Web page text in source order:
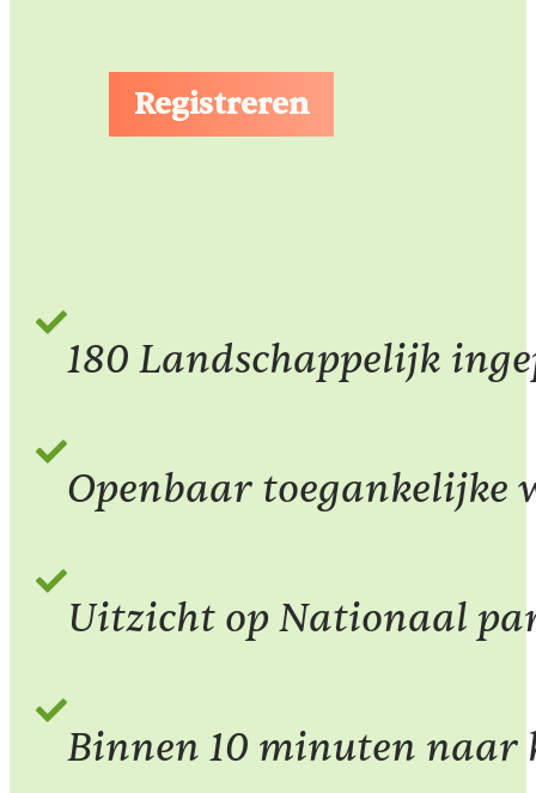
Registreren
180 Landschappelijk
Openbaar toegankelijke
Uitzicht op Nationaal
Binnen 10 minuten naar